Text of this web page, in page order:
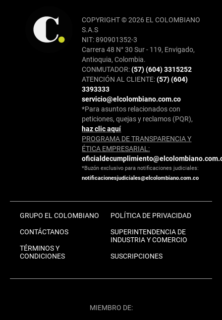
COPYRIGHT © 2026 EL COLOMBIANO
S.A.S
NIT: 890901352-3
Carrera 48 N° 30 Sur - 119, Envigado,
Antioquia, Colombia.
CONMUTADOR:(57) (604) 3315252
ATENCIÓN AL CLIENTE:(57) (604)
3393333
servicio@elcolombiano.com.co
*Para asuntos relacionados con
peticiones, quejas y reclamos (PQR),
haz clic aquí
PROGRAMA DE TRANSPARENCIA Y
ÉTICA EMPRESARIAL:
*Buzón exclusivo para notificaciones judiciales:
notificacionesjudiciales@elcolombiano.com.co
GRUPO EL COLOMBIANO
CONTÁCTANOS
TÉRMINOS Y
CONDICIONES
POLÍTICA DE PRIVACIDAD
SUPERINTENDENCIA DE
INDUSTRIA Y COMERCIO
SUSCRIPCIONES
MIEMBRO DE: